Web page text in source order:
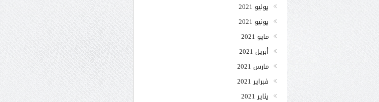
يوليو 2021
يونيو 2021
مايو 2021
أبريل 2021
مارس 2021
فبراير 2021
يناير 2021